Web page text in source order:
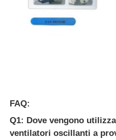
FAQ:
Q1: Dove vengono
ventilatori oscillanti a